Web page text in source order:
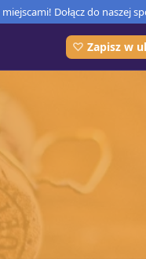
Dołącz do naszej